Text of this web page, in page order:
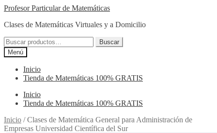
Ir
la
Ir
contenido
Profesor Particular de Matemáticas
Clases de Matemáticas Virtuales y a Domicilio
Buscar
por:
Buscar
Menú
Inicio
Tienda de Matemáticas 100% GRATIS
Inicio
Tienda de Matemáticas 100% GRATIS
Inicio /Clases de Matemática General para Administración de
Empresas Universidad Científica del Sur